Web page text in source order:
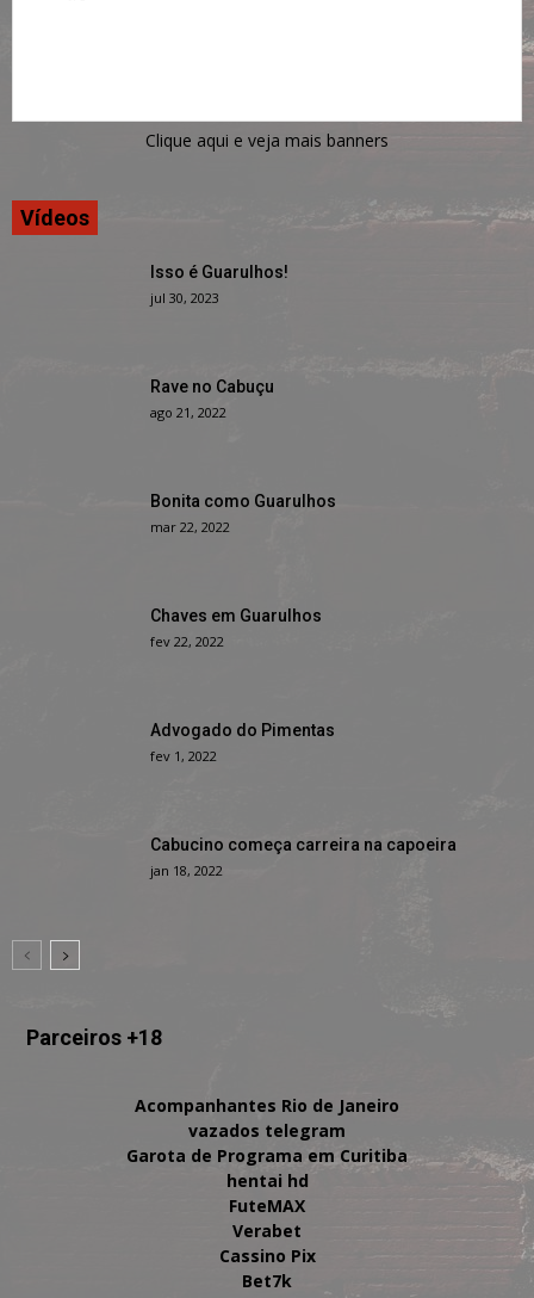
Clique aqui e veja mais banners
Vídeos
Isso é Guarulhos!
jul 30, 2023
Rave no Cabuçu
ago 21, 2022
Bonita como Guarulhos
mar 22, 2022
Chaves em Guarulhos
fev 22, 2022
Advogado do Pimentas
fev 1, 2022
Cabucino começa carreira na capoeira
jan 18, 2022
Parceiros +18
Acompanhantes Rio de Janeiro
vazados telegram
Garota de Programa em Curitiba
hentai hd
FuteMAX
Verabet
Cassino Pix
Bet7k